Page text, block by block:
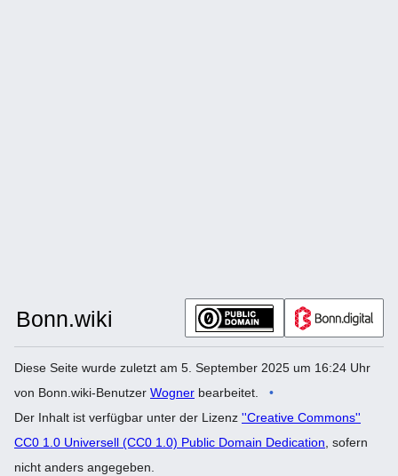
Diese Seite wurde zuletzt am 5. September 2025 um 16:24 Uhr
von Bonn.wiki-Benutzer Wogner bearbeitet.
Der Inhalt ist verfügbar unter der Lizenz ''Creative Commons''
CC0 1.0 Universell (CC0 1.0) Public Domain Dedication , sofern
nicht anders angegeben.